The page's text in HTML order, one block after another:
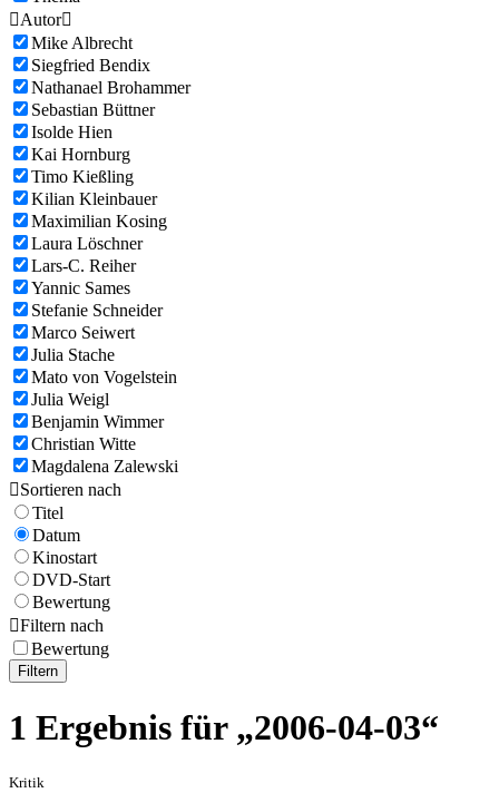
Autor
Mike Albrecht
Siegfried Bendix
Nathanael Brohammer
Sebastian Büttner
Isolde Hien
Kai Hornburg
Timo Kießling
Kilian Kleinbauer
Maximilian Kosing
Laura Löschner
Lars-C. Reiher
Yannic Sames
Stefanie Schneider
Marco Seiwert
Julia Stache
Mato von Vogelstein
Julia Weigl
Benjamin Wimmer
Christian Witte
Magdalena Zalewski
Sortieren nach
Titel
Datum
Kinostart
DVD-Start
Bewertung
Filtern nach
Bewertung
Filtern
1 Ergebnis für „2006-04-03“
Kritik